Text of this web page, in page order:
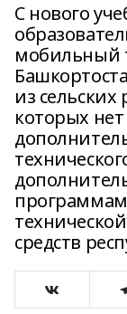
С нового
мобильный
из
которых
программам
средств